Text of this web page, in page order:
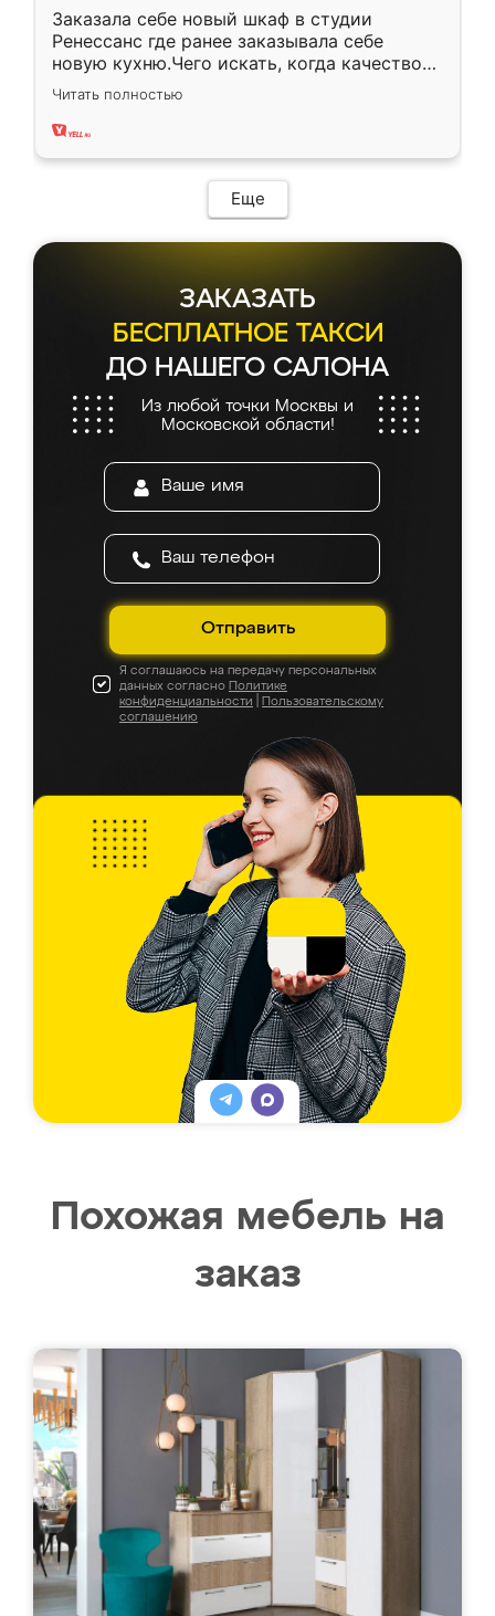
Заказала себе новый шкаф в студии
Ренессанс где ранее заказывала себе
новую кухню.Чего искать, когда качеством
вполне довольна. Служит кухня уже почти
два года, нареканий нет.
Читать полностью
Еще
ЗАКАЗАТЬ
БЕСПЛАТНОЕ ТАКСИ
ДО НАШЕГО САЛОНА
Из любой точки Москвы и
Московской области!
Отправить
Я соглашаюсь на передачу персональных
данных согласно Политике
конфиденциальности
Пользовательскому
соглашению
Похожая мебель на
заказ